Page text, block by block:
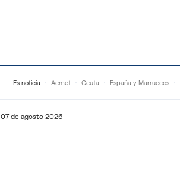
Es noticia Aemet Ceuta España y Marruecos
07 de agosto 2026